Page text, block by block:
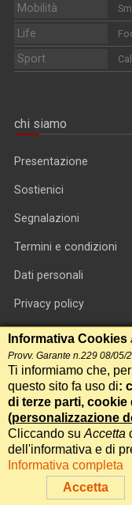
Mobilità
Life
Sport
chi siamo
Presentazione
Sostienici
Segnalazioni
Termini e condizioni
Dati personali
Privacy policy
Informativa cookie
RSS feed
RSS Top News
Contatti
International
giornalistica n.191,
Accetta
Informativa Cookies
Provv. Garante n.229 08/05/
Ti informiamo che,
questo sito fa uso di:
di terze parti,
(personalizzazione
Cliccando su Accetta
dell'informativa e di
Informativa completa